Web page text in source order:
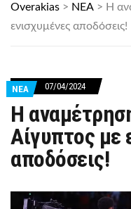
Overakias > ΝΕΑ > Η
ενισχυμένες αποδόσεις!
ΝΕΑ 07/04/2024
Η
Αίγυπτος με
αποδόσεις!